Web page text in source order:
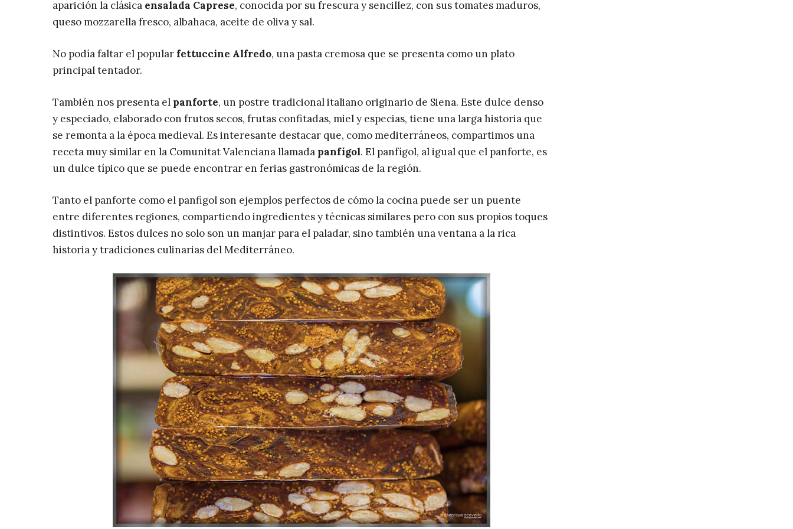
aparición la clásica ensalada Caprese, conocida por su frescura y sencillez, con sus tomates maduros,
queso mozzarella fresco, albahaca, aceite de oliva y sal.
No podía faltar el popular fettuccine Alfredo, una pasta cremosa que se presenta como un plato
principal tentador.
También nos presenta el panforte, un postre tradicional italiano originario de Siena. Este dulce denso
y especiado, elaborado con frutos secos, frutas confitadas, miel y especias, tiene una larga historia que
se remonta a la época medieval. Es interesante destacar que, como mediterráneos, compartimos una
receta muy similar en la Comunitat Valenciana llamada panfígol. El panfígol, al igual que el panforte, es
un dulce típico que se puede encontrar en ferias gastronómicas de la región.
Tanto el panforte como el panfigol son ejemplos perfectos de cómo la cocina puede ser un puente
entre diferentes regiones, compartiendo ingredientes y técnicas similares pero con sus propios toques
distintivos. Estos dulces no solo son un manjar para el paladar, sino también una ventana a la rica
historia y tradiciones culinarias del Mediterráneo.